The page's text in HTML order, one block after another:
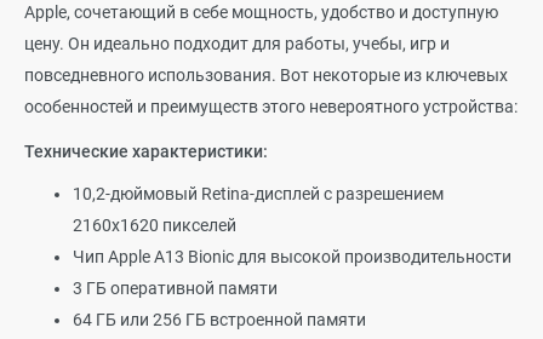
Apple, сочетающий в себе мощность, удобство и доступную
цену. Он идеально подходит для работы, учебы, игр и
повседневного использования. Вот некоторые из ключевых
особенностей и преимуществ этого невероятного устройства:
Технические характеристики:
10,2-дюймовый Retina-дисплей с разрешением
2160x1620 пикселей
Чип Apple A13 Bionic для высокой производительности
3 ГБ оперативной памяти
64 ГБ или 256 ГБ встроенной памяти